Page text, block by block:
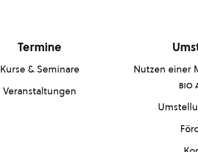
Termine
Kurse & Seminare
Veranstaltungen
Nutzen einer
bio